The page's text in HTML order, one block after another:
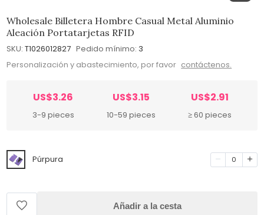
Wholesale Billetera Hombre Casual Metal Aluminio
Aleación Portatarjetas RFID
SKU: T1026012827 Pedido mínimo: 3
Personalización y abastecimiento, por favor contáctenos.
US$3.26
3-9 pieces
US$3.15
10-59 pieces
US$2.91
≥ 60 pieces
Púrpura 0
Añadir a la cesta